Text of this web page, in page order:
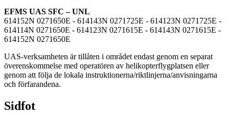
EFMS UAS SFC – UNL
614152N 0271650E - 614143N 0271725E - 614123N 0271725E -
614114N 0271650E - 614123N 0271615E - 614143N 0271615E -
614152N 0271650E
UAS-verksamheten är tillåten i området endast genom en separat
överenskommelse med operatören av helikopterflygplatsen eller
genom att följa de lokala instruktionerna/riktlinjerna/anvisningarna
och förfarandena.
Sidfot